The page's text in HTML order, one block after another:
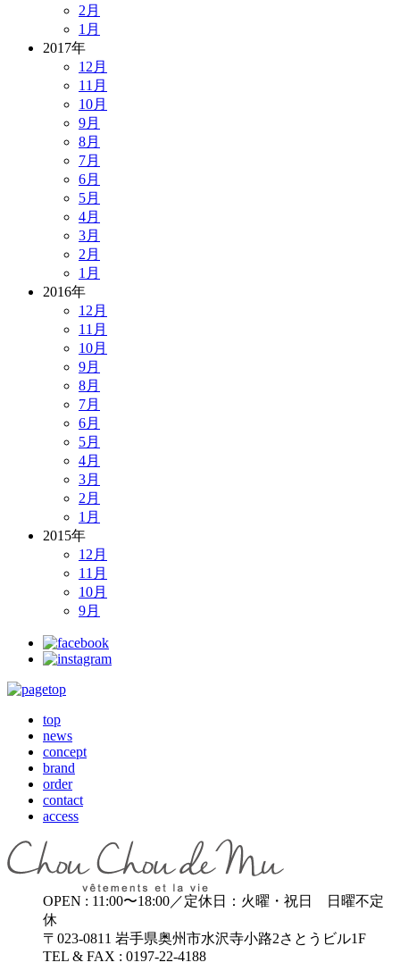
2月
1月
2017年
12月
11月
10月
9月
8月
7月
6月
5月
4月
3月
2月
1月
2016年
12月
11月
10月
9月
8月
7月
6月
5月
4月
3月
2月
1月
2015年
12月
11月
10月
9月
top
news
concept
brand
order
contact
access
OPEN : 11:00〜18:00／定休日：火曜・祝日 日曜不定
休
〒023-0811 岩手県奥州市水沢寺小路2さとうビル1F
TEL & FAX : 0197-22-4188